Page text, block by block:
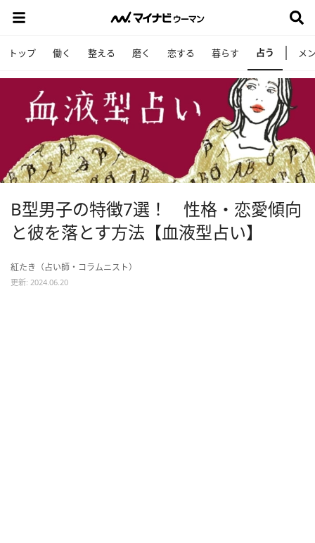
トップ 働く 整える 磨く 恋する 暮らす 占う メ
B型男子の特徴7選！ 性格・恋愛傾向
と彼を落とす方法【血液型占い】
紅たき（占い師・コラムニスト）
更新: 2024.06.20